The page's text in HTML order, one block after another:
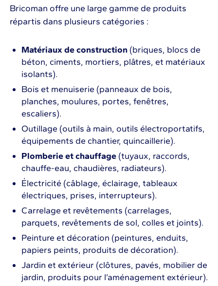
Bricoman offre une large gamme de produits
répartis dans plusieurs catégories :
Matériaux de construction (briques, blocs de
béton, ciments, mortiers, plâtres, et matériaux
isolants).
Bois et menuiserie (panneaux de bois,
planches, moulures, portes, fenêtres,
escaliers).
Outillage (outils à main, outils électroportatifs,
équipements de chantier, quincaillerie).
Plomberie et chauffage (tuyaux, raccords,
chauffe-eau, chaudières, radiateurs).
Électricité (câblage, éclairage, tableaux
électriques, prises, interrupteurs).
Carrelage et revêtements (carrelages,
parquets, revêtements de sol, colles et joints).
Peinture et décoration (peintures, enduits,
papiers peints, produits de décoration).
Jardin et extérieur (clôtures, pavés, mobilier de
jardin, produits pour l’aménagement extérieur).